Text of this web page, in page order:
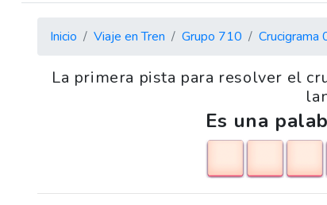
Inicio Viaje en Tren Grupo 710 Crucigrama
La primera pista para resolver el
Es una